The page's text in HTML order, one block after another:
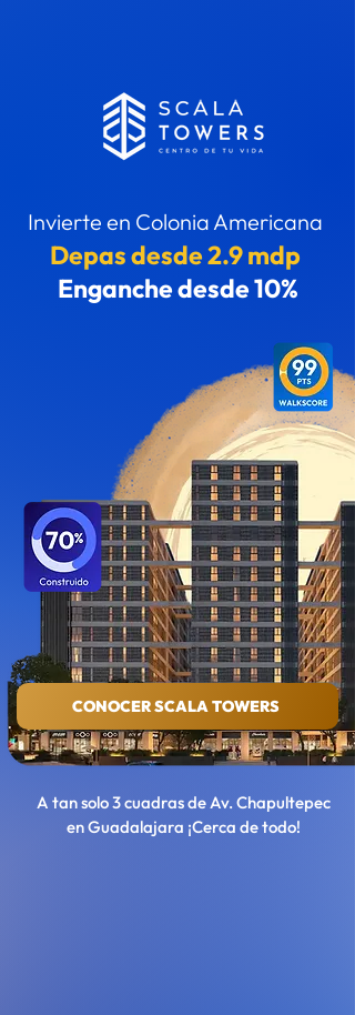
Invierte en Colonia Americana
Depas desde 2.9 mdp
Enganche desde 10%
A tan solo 3 cuadras de Av. Chapultepec
en Guadalajara ¡Cerca de todo!
CONOCER SCALA TOWERS